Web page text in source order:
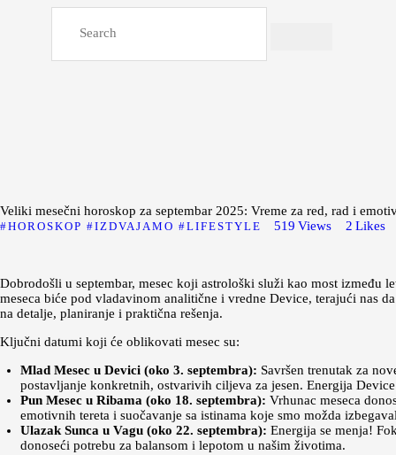
Veliki mesečni horoskop za septembar 2025: Vreme za red, rad i
HOROSKOP IZDVAJAMO LIFESTYLE 519 Views 2 Likes
Dobrodošli u septembar, mesec koji astrološki služi kao most između
meseca biće pod vladavinom analitične i vredne Device, terajući nas
na detalje, planiranje i praktična rešenja.
Ključni datumi koji će oblikovati mesec su:
Mlad Mesec u Devici (oko 3. septembra): Savršen trenutak za
postavljanje konkretnih, ostvarivih ciljeva za jesen. Energija
Pun Mesec u Ribama (oko 18. septembra): Vrhunac meseca
emotivnih tereta i suočavanje sa istinama koje smo možda
Ulazak Sunca u Vagu (oko 22. septembra): Energija se menja!
donoseći potrebu za balansom i lepotom u našim životima.